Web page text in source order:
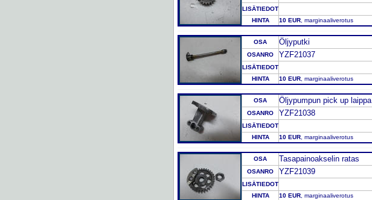
LISÄTIEDOT
HINTA
10 EUR , marginaaliverotus
OSA Öljyputki
OSANRO YZF21037
LISÄTIEDOT
HINTA
10 EUR , marginaaliverotus
OSA Öljypumpun pick up laippa
OSANRO YZF21038
LISÄTIEDOT
HINTA
10 EUR , marginaaliverotus
OSA Tasapainoakselin ratas
OSANRO YZF21039
LISÄTIEDOT
HINTA
10 EUR , marginaaliverotus